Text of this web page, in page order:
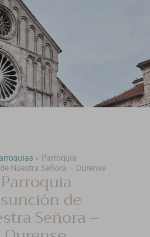
» Parroquia
Nuestra Señora – Ourense
Parroquia
de
Señora –